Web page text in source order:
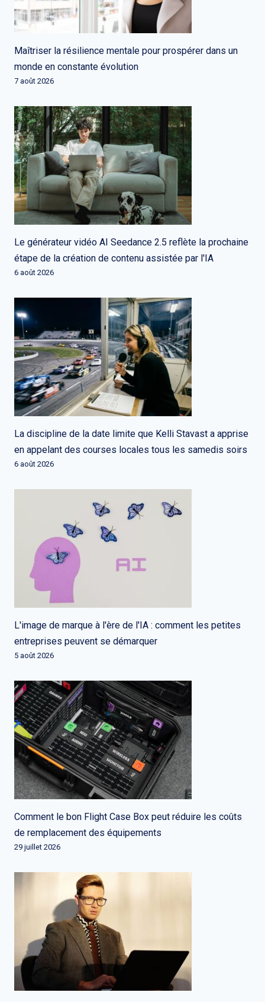
Maîtriser la résilience mentale pour prospérer dans un
monde en constante évolution
7 août 2026
Le générateur vidéo AI Seedance 2.5 reflète la prochaine
étape de la création de contenu assistée par l'IA
6 août 2026
La discipline de la date limite que Kelli Stavast a apprise
en appelant des courses locales tous les samedis soirs
6 août 2026
L'image de marque à l'ère de l'IA : comment les petites
entreprises peuvent se démarquer
5 août 2026
Comment le bon Flight Case Box peut réduire les coûts
de remplacement des équipements
29 juillet 2026